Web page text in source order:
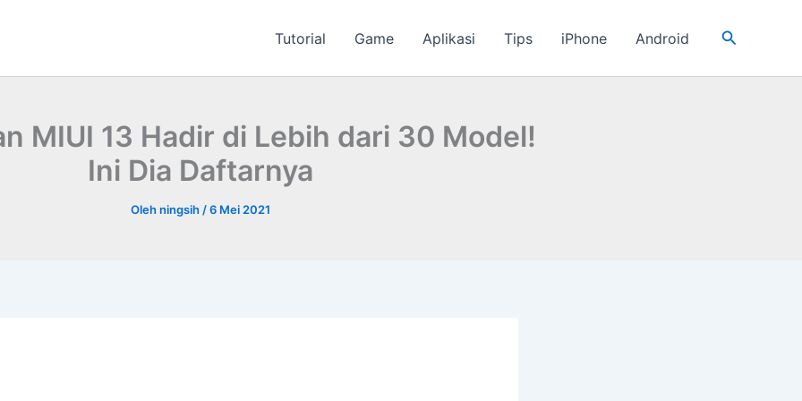
Tutorial Game Aplikasi Tips iPhone Android Cari
MIUI 13 Hadir di Lebih dari 30 Model!
Ini Dia Daftarnya
Olehningsih /6 Mei 2021